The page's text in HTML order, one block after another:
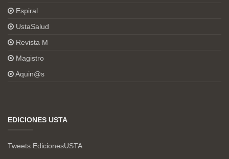
Espiral
UstaSalud
Revista M
Magistro
Aquin@s
EDICIONES USTA
Tweets EdicionesUSTA